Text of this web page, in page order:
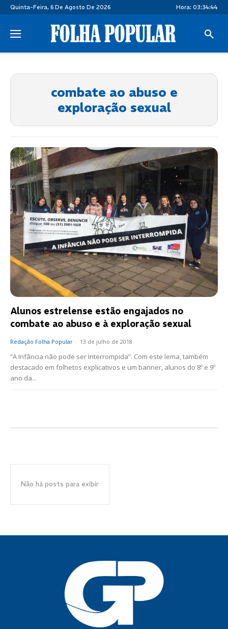
Quinta-Feira, 6 De Agosto De 2026 Hora: 03:34:44
combate ao abuso e
exploração sexual
Alunos estrelense estão engajados no
combate ao abuso e à exploração sexual
Redação Folha Popular - 13 de julho de 2018
“A Infância não pode ser Interrompida”. Com este lema, também
destacado em folhetos explicativos e um banner, alunos do 8º e 9º
ano da...
Não há posts para exibir